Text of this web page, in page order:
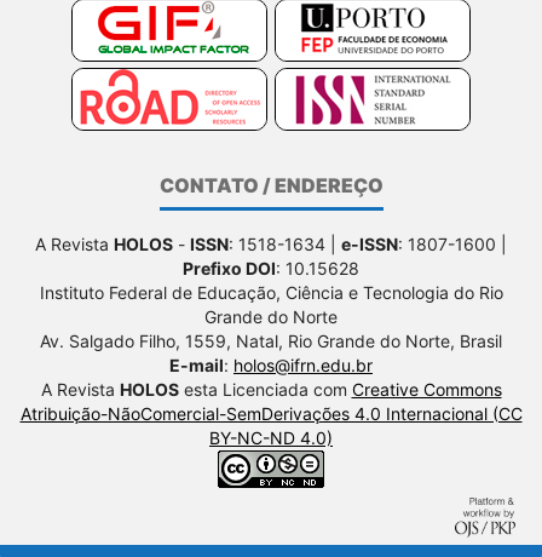
CONTATO / ENDEREÇO
A Revista HOLOS - ISSN: 1518-1634 | e-ISSN: 1807-1600 |
Prefixo DOI: 10.15628
Instituto Federal de Educação, Ciência e Tecnologia do Rio
Grande do Norte
Av. Salgado Filho, 1559, Natal, Rio Grande do Norte, Brasil
E-mail: holos@ifrn.edu.br
A Revista HOLOSesta Licenciada com Creative Commons
Atribuição-NãoComercial-SemDerivações 4.0 Internacional (CC
BY-NC-ND 4.0)